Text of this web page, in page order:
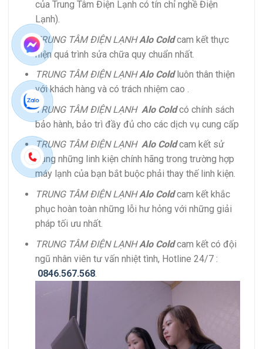
của Trung Tâm Điện Lạnh có tín chỉ nghề Điện
Lạnh).
TRUNG TÂM ĐIỆN LẠNHAlo Coldcam kết thực
hiện quá trình sửa chữa quy chuẩn nhất.
TRUNG TÂM ĐIỆN LẠNHAlo Cold luôn thân thiện
với khách hàng và có trách nhiệm cao .
TRUNG TÂM ĐIỆN LẠNH Alo Coldcó chính sách
bảo hành, bảo trì đầy đủ cho các dịch vụ cung cấp
TRUNG TÂM ĐIỆN LẠNH Alo Coldcam kết sử
dụng những linh kiện chính hãng trong trường hợp
máy lạnh của bạn bắt buộc phải thay thế linh kiện.
TRUNG TÂM ĐIỆN LẠNHAlo Coldcam kết khắc
phục hoàn toàn những lỗi hư hỏng với những giải
pháp tối ưu nhất.
TRUNG TÂM ĐIỆN LẠNHAlo Coldcam kết có đội
ngũ nhân viên tư vấn nhiệt tình, Hotline 24/7 :
0846.567.568.